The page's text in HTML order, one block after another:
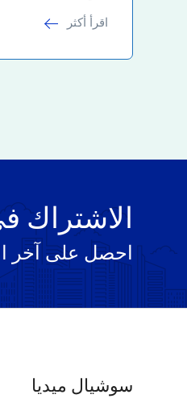
اقرأ أكثر
الاشتراك
احصل على آخر
سوشيال ميديا